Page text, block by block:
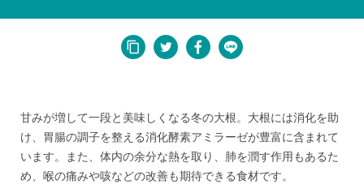
甘みが増して一段と美味しくなる冬の大根。大根には消化を助
け、胃腸の調子を整える消化酵素アミラーゼが豊富に含まれて
います。また、体内の余分な熱を取り、肺を潤す作用もあるた
め、喉の痛みや咳などの改善も期待できる食材です。